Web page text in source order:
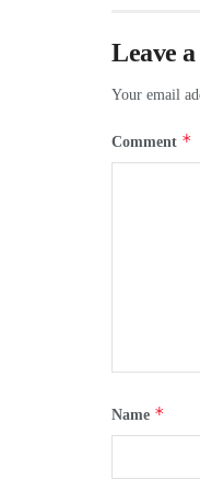
Leave
Your email
Comment *
Name *